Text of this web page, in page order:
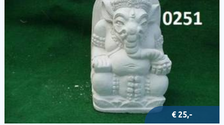
€ 25,-